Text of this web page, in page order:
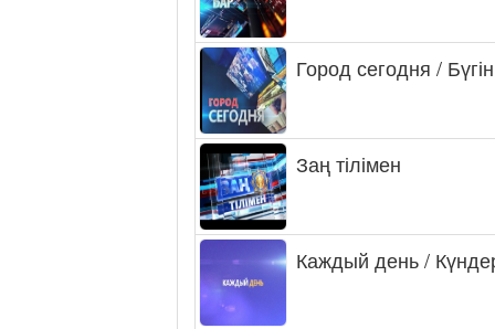
Город сегодня /
Заң тілімен
Каждый день /